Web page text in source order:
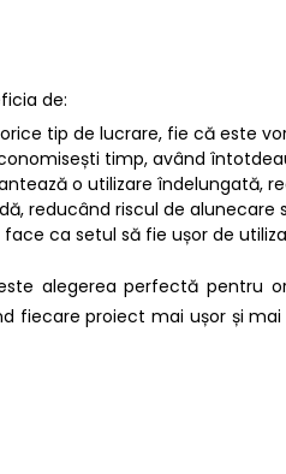
de:
tip de lucrare, fie că este
timp, având
o utilizare îndelungată,
reducând riscul de alunecare
ca setul să fie ușor de
alegerea perfectă pentru
fiecare proiect mai ușor și